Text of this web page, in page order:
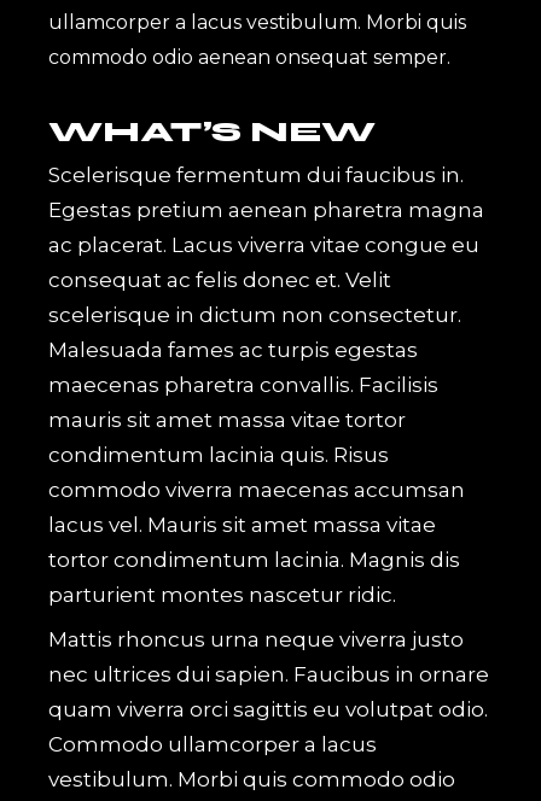
ullamcorper a lacus vestibulum. Morbi quis
commodo odio aenean onsequat semper.
WHAT’S NEW
Scelerisque fermentum dui faucibus in.
Egestas pretium aenean pharetra magna
ac placerat. Lacus viverra vitae congue eu
consequat ac felis donec et. Velit
scelerisque in dictum non consectetur.
Malesuada fames ac turpis egestas
maecenas pharetra convallis. Facilisis
mauris sit amet massa vitae tortor
condimentum lacinia quis. Risus
commodo viverra maecenas accumsan
lacus vel. Mauris sit amet massa vitae
tortor condimentum lacinia. Magnis dis
parturient montes nascetur ridic.
Mattis rhoncus urna neque viverra justo
nec ultrices dui sapien. Faucibus in ornare
quam viverra orci sagittis eu volutpat odio.
Commodo ullamcorper a lacus
vestibulum. Morbi quis commodo odio